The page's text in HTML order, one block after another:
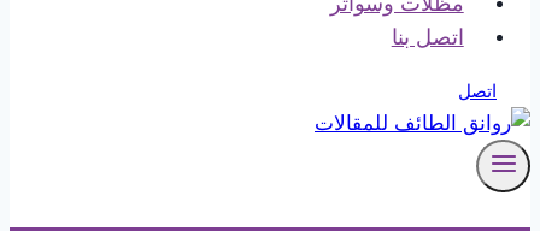
اتصل بنا
اتصل